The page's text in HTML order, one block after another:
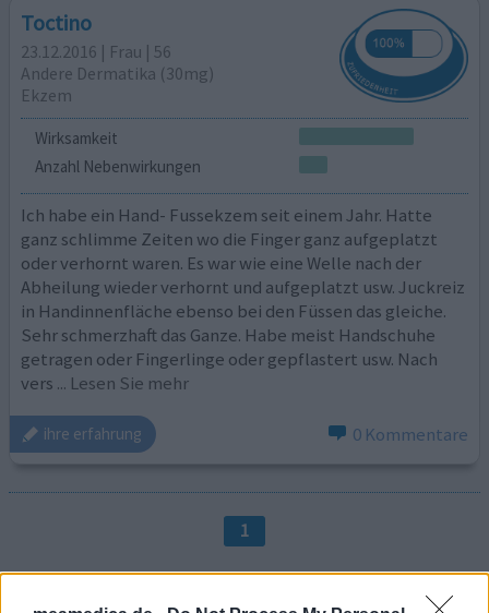
Toctino
23.12.2016 | Frau | 56
Andere Dermatika (30mg)
Ekzem
Wirksamkeit
Anzahl Nebenwirkungen
Ich habe ein Hand- Fussekzem seit einem Jahr. Hatte
ganz schlimme Zeiten wo die Finger ganz aufgeplatzt
oder verhornt waren. Es war wie eine Welle nach der
Abheilung wieder verhornt und aufgeplatzt usw. Juckreiz
in Handinnenfläche ebenso bei den Füssen das gleiche.
Sehr schmerzhaft das Ganze. Habe meist Handschuhe
getragen oder Fingerlinge oder gepflastert usw. Nach
vers ... Lesen Sie mehr
ihre erfahrung 0 Kommentare
1